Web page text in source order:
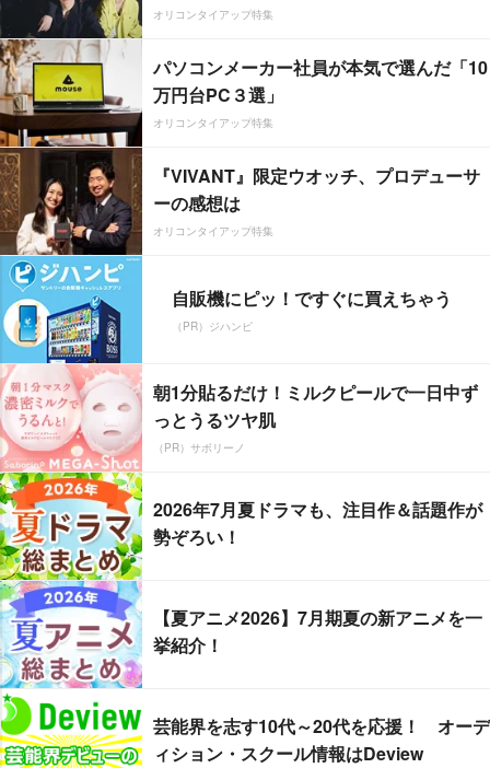
オリコンタイアップ特集
パソコンメーカー社員が本気で選んだ「10
万円台PC３選」
オリコンタイアップ特集
『VIVANT』限定ウオッチ、プロデューサ
ーの感想は
オリコンタイアップ特集
自販機にピッ！ですぐに買えちゃう
（PR）ジハンピ
朝1分貼るだけ！ミルクピールで一日中ず
っとうるツヤ肌
（PR）サボリーノ
2026年7月夏ドラマも、注目作＆話題作が
勢ぞろい！
【夏アニメ2026】7月期夏の新アニメを一
挙紹介！
芸能界を志す10代～20代を応援！ オーデ
ィション・スクール情報はDeview